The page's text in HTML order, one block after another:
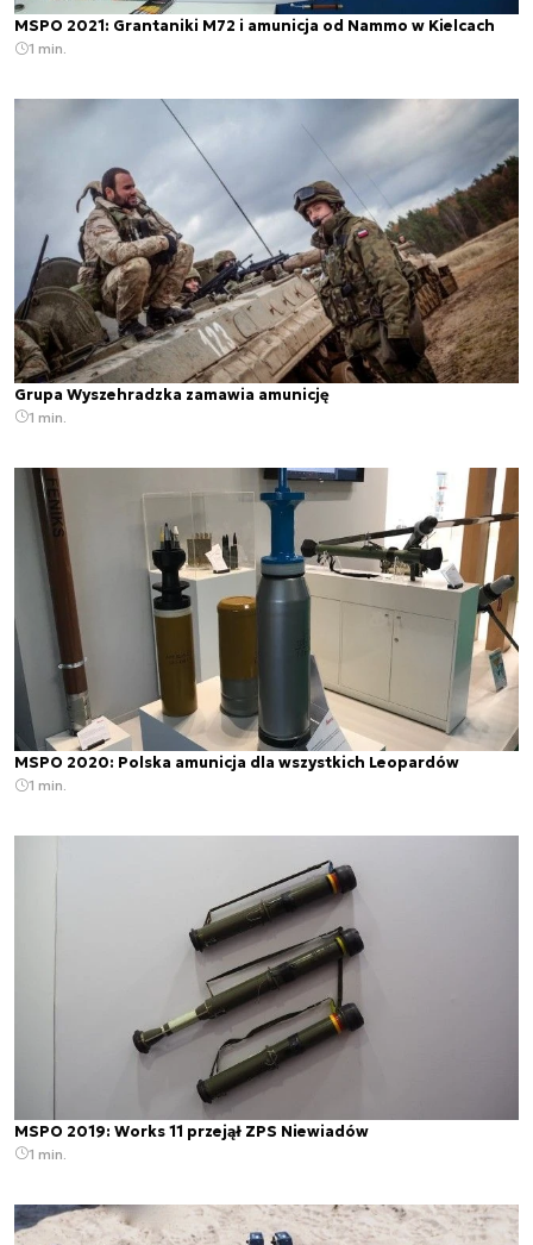
MSPO 2021: Grantaniki M72 i amunicja od Nammo w Kielcach
1 min.
Grupa Wyszehradzka zamawia amunicję
1 min.
MSPO 2020: Polska amunicja dla wszystkich Leopardów
1 min.
MSPO 2019: Works 11 przejął ZPS Niewiadów
1 min.